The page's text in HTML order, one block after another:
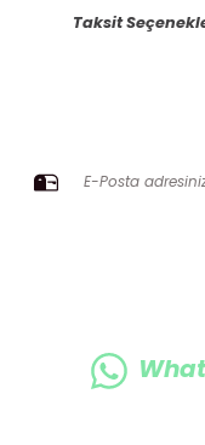
Ürün bilgilerinde
Taksit